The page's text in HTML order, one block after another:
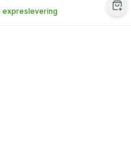
expreslevering